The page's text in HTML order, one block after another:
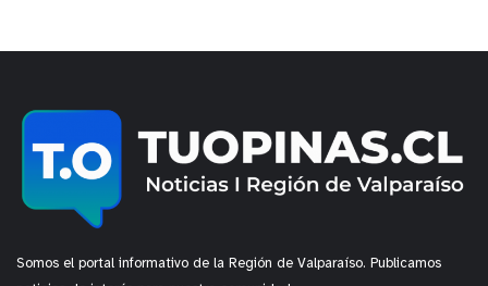
Somos el portal informativo de la Región de Valparaíso. Publicamos